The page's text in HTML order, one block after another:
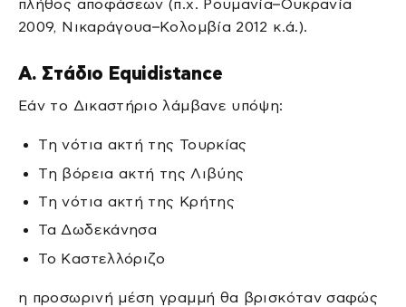
πλήθος αποφάσεων (π.χ. Ρουμανία–Ουκρανία
2009, Νικαράγουα–Κολομβία 2012 κ.ά.).
Α. Στάδιο Equidistance
Εάν το Δικαστήριο λάμβανε υπόψη:
Τη νότια ακτή της Τουρκίας
Τη βόρεια ακτή της Λιβύης
Τη νότια ακτή της Κρήτης
Τα Δωδεκάνησα
Το Καστελλόριζο
η προσωρινή μέση γραμμή θα βρισκόταν σαφώς